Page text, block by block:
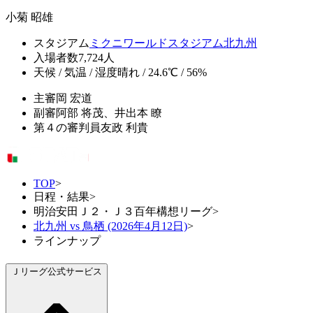
小菊 昭雄
スタジアム ミクニワールドスタジアム北九州
入場者数7,724人
天候 / 気温 / 湿度晴れ / 24.6℃ / 56%
主審岡 宏道
副審阿部 将茂、井出本 瞭
第４の審判員友政 利貴
TOP>
日程・結果>
明治安田Ｊ２・Ｊ３百年構想リーグ>
北九州 vs 鳥栖 (2026年4月12日)>
ラインナップ
Ｊリーグ公式サービス